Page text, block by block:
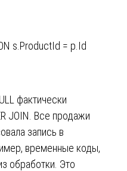
s.ProductId = p.Id
фактически
JOIN. Все продажи
запись в
временные коды,
обработки. Это